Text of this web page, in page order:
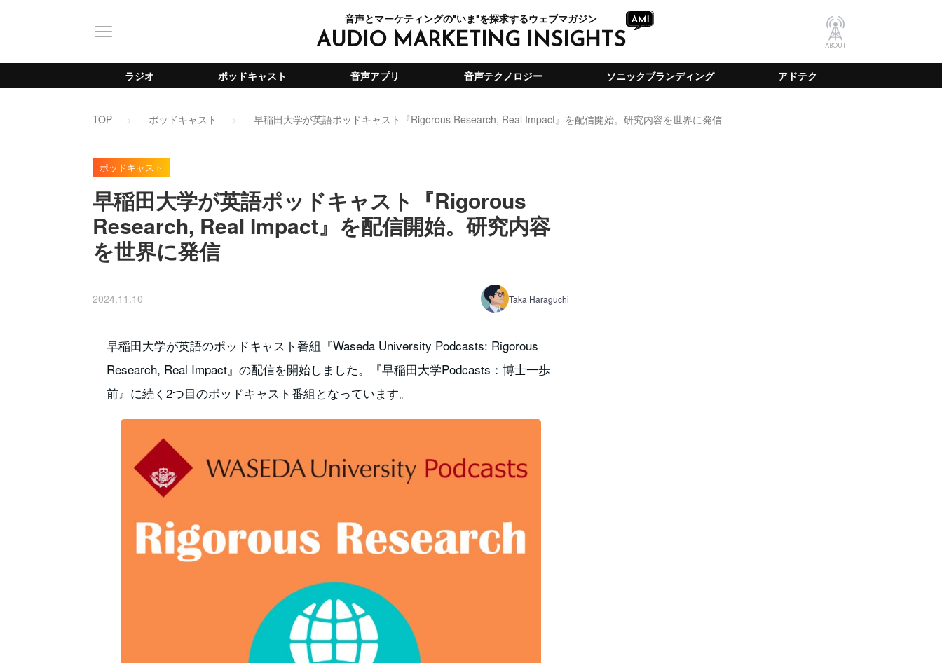
音声とマーケティングの"いま"を探求するウェブマガジン
AUDIO MARKETING INSIGHTS ABOUT
ラジオ ポッドキャスト 音声アプリ 音声テクノロジー ソニックブランディング アドテク
TOP ポッドキャスト 早稲田大学が英語ポッドキャスト『Rigorous Research, Real Impact』を配信開始。研究内容を世界に発信
ポッドキャスト
早稲田大学が英語ポッドキャスト『Rigorous
Research, Real Impact』を配信開始。研究内容
を世界に発信
2024.11.10 Taka Haraguchi
早稲田大学が英語のポッドキャスト番組『Waseda University Podcasts: Rigorous
Research, Real Impact』の配信を開始しました。『早稲田大学Podcasts：博士一歩
前』に続く2つ目のポッドキャスト番組となっています。